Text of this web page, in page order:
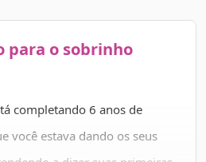
viva as mais divertidas
é ver a sua felicidade
6 aninhos, você é um
e somos muito gratos por
para o sobrinho
completando 6 anos de
você estava dando os seus